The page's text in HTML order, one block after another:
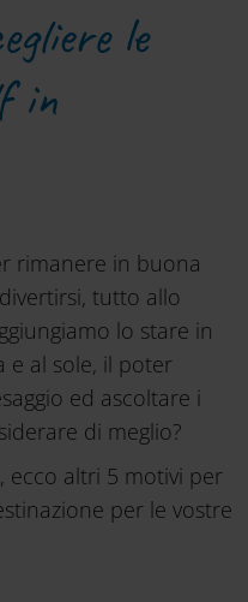
le
in
rimanere in buona
tutto allo
lo stare in
e al sole, il poter
ed ascoltare i
di meglio?
ecco altri 5 motivi per
per le vostre